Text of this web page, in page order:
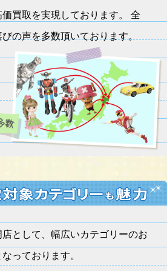
買取を実現しております。 全
の声を多数頂いております。
として、幅広いカテゴリーのお
っております。